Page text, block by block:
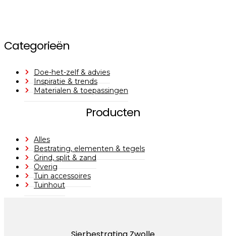
Categorieën
Doe-het-zelf & advies
Inspiratie & trends
Materialen & toepassingen
Producten
Alles
Bestrating, elementen & tegels
Grind, split & zand
Overig
Tuin accessoires
Tuinhout